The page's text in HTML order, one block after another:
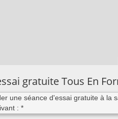
gratuite Tous En
une séance d'essai gratuite à la
: *